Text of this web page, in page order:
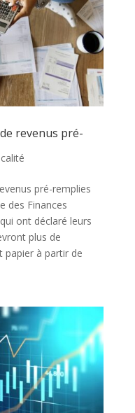
revenus pré-
pré-remplies
des Finances
ont déclaré leurs
plus de
papier à partir de